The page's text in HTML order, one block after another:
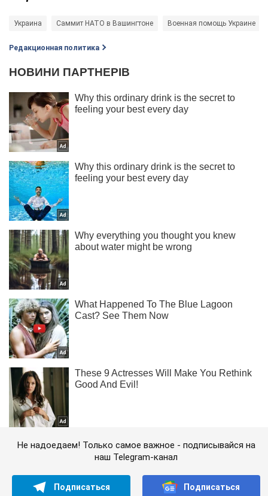
Украина Саммит НАТО в Вашингтоне Военная помощь Украине
Редакционная политика
Не надоедаем! Только самое важное - подписывайся на
наш Telegram-канал
Подписаться Подписаться